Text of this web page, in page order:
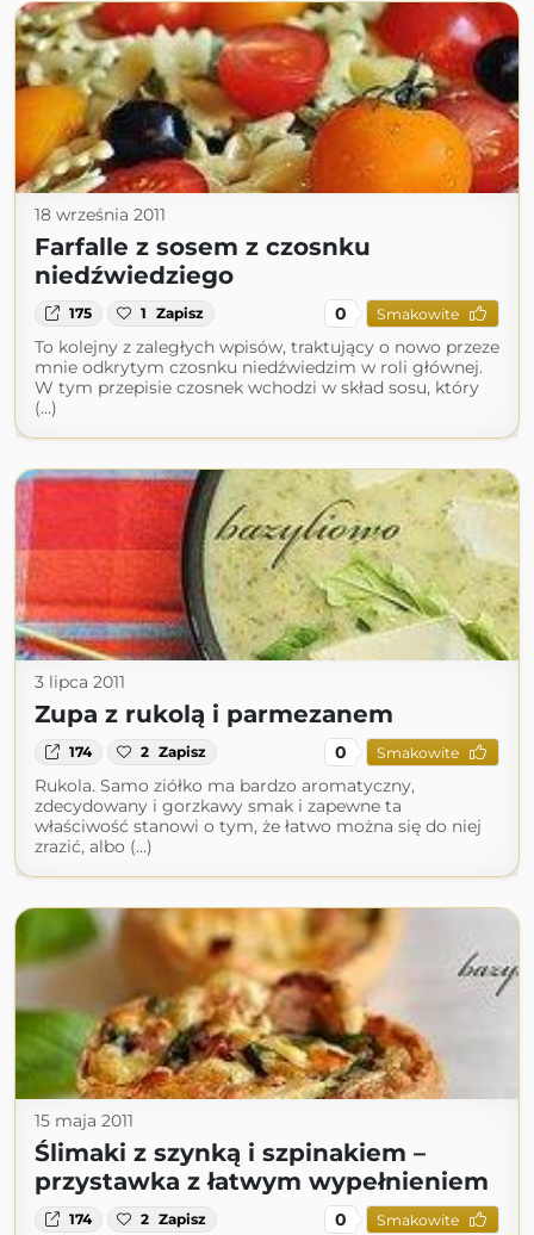
18 września 2011
Farfalle z sosem z czosnku
niedźwiedziego
175 1 Zapisz 0 Smakowite
To kolejny z zaległych wpisów, traktujący o nowo przeze
mnie odkrytym czosnku niedźwiedzim w roli głównej.
W tym przepisie czosnek wchodzi w skład sosu, który
(...)
3 lipca 2011
Zupa z rukolą i parmezanem
174 2 Zapisz 0 Smakowite
Rukola. Samo ziółko ma bardzo aromatyczny,
zdecydowany i gorzkawy smak i zapewne ta
właściwość stanowi o tym, że łatwo można się do niej
zrazić, albo (...)
15 maja 2011
Ślimaki z szynką i szpinakiem –
przystawka z łatwym wypełnieniem
174 2 Zapisz 0 Smakowite